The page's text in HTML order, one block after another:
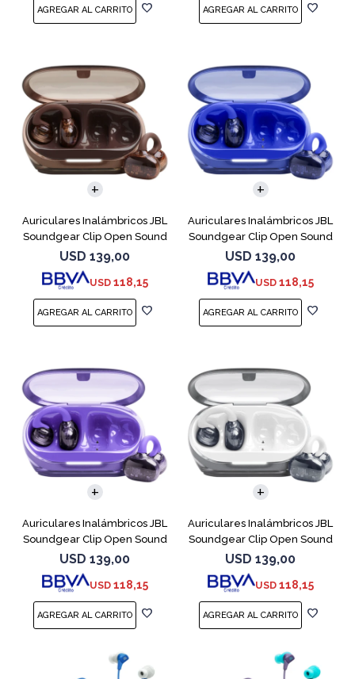
Auriculares Inalámbricos JBL
Soundgear Clip Open Sound
Cobre
USD 139,00
USD 118,15
Auriculares Inalámbricos JBL
Soundgear Clip Open Sound
Azul
USD 139,00
USD 118,15
Auriculares Inalámbricos JBL
Soundgear Clip Open Sound
Purpl
USD 139,00
USD 118,15
Auriculares Inalámbricos JBL
Soundgear Clip Open Sound
Blanc
USD 139,00
USD 118,15